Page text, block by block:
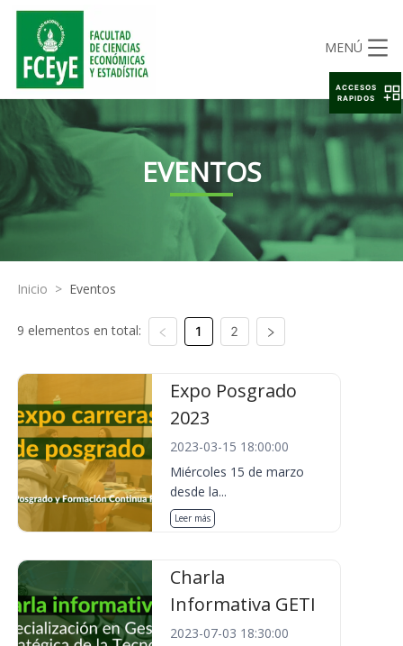
MENÚ
EVENTOS
Inicio > Eventos
9 elementos en total: 1 2
Expo Posgrado
2023
2023-03-15 18:00:00
Miércoles 15 de marzo
desde la...
Leer más
Charla
Informativa GETI
2023-07-03 18:30:00
ACCESOS
RAPIDOS